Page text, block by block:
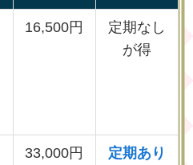
16,500円
定期なし
が得
33,000円
定期あり